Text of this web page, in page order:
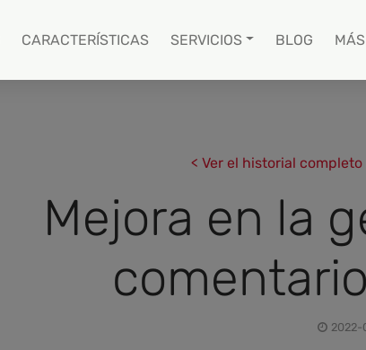
CARACTERÍSTICAS SERVICIOS BLOG MÁS
< Ver el historial
Mejora en la
2022-